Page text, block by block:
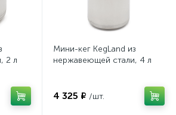
2 л
Мини-кег KegLand из
нержавеющей стали, 4 л
4 325 ₽ /шт.